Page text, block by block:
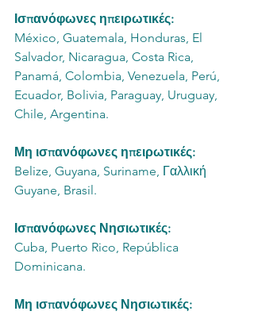
Ισπανόφωνες ηπειρωτικές:
México, Guatemala, Honduras, El
Salvador, Nicaragua, Costa Rica,
Panamá, Colombia, Venezuela, Perú,
Ecuador, Bolivia, Paraguay, Uruguay,
Chile, Argentina.
Μη ισπανόφωνες ηπειρωτικές:
Belize, Guyana, Suriname, Γαλλική
Guyane, Brasil.
Ισπανόφωνες Νησιωτικές:
Cuba, Puerto Rico, República
Dominicana.
Μη ισπανόφωνες Νησιωτικές: